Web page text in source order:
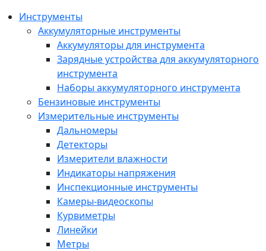
Инструменты
Аккумуляторные инструменты
Аккумуляторы для инструмента
Зарядные устройства для аккумуляторного
инструмента
Наборы аккумуляторного инструмента
Бензиновые инструменты
Измерительные инструменты
Дальномеры
Детекторы
Измерители влажности
Индикаторы напряжения
Инспекционные инструменты
Камеры-видеоскопы
Курвиметры
Линейки
Метры